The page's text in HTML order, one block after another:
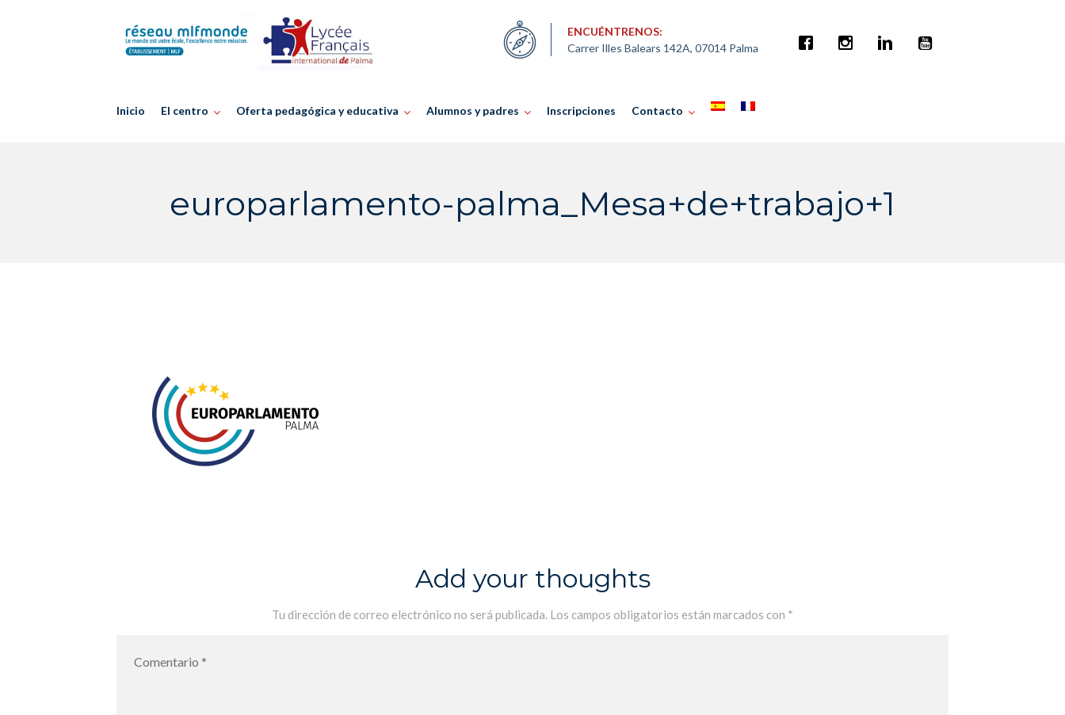
ENCUÉNTRENOS:
Carrer Illes Balears 142A, 07014 Palma
Inicio El centro Oferta pedagógica y educativa Alumnos y padres Inscripciones Contacto
europarlamento-palma_Mesa+de+trabajo+1
Add your thoughts
Tu dirección de correo electrónico no será publicada. Los campos obligatorios están marcados con *